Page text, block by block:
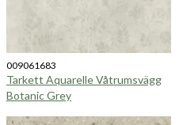
009061683
Tarkett Aquarelle Våtrumsvägg
Botanic Grey